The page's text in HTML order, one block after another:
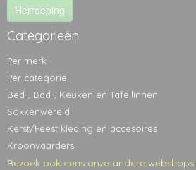
Herroeping
Categorieën
Per merk
Per categorie
Bed-, Bad-, Keuken en Tafellinnen
Sokkenwereld
Kerst/Feest kleding en accesoires
Kroonvaarders
Bezoek ook eens onze andere webshops: